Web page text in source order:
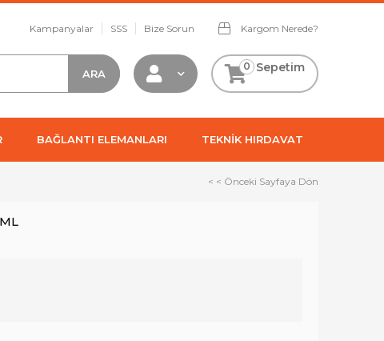
Kampanyalar SSS Bize Sorun Kargom Nerede?
Sepetim
0
BAĞLANTI ELEMANLARI TEKNİK HIRDAVAT
< < Önceki Sayfaya Dön